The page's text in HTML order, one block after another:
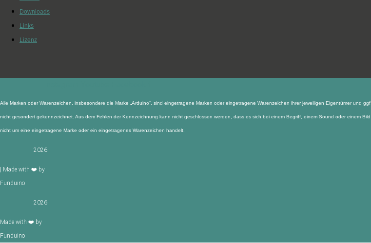
Downloads
Links
Lizenz
Alle Marken oder Warenzeichen, insbesondere die Marke „Arduino“, sind eingetragene Marken oder eingetragene Warenzeichen ihrer jeweiligen Eigentümer und ggf.
nicht gesondert gekennzeichnet. Aus dem Fehlen der Kennzeichnung kann nicht geschlossen werden, dass es sich bei einem Begriff, einem Sound oder einem Bild
nicht um eine eingetragene Marke oder ein eingetragenes Warenzeichen handelt.
2026
| Made with ❤️ by
Funduino
2026
Made with ❤️ by
Funduino